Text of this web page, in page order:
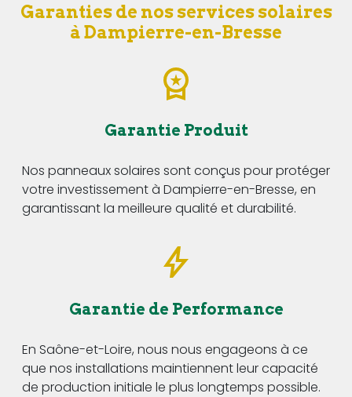
Garanties de nos services solaires
à Dampierre-en-Bresse
Garantie Produit
Nos panneaux solaires sont conçus pour protéger
votre investissement à Dampierre-en-Bresse, en
garantissant la meilleure qualité et durabilité.
Garantie de Performance
En Saône-et-Loire, nous nous engageons à ce
que nos installations maintiennent leur capacité
de production initiale le plus longtemps possible.